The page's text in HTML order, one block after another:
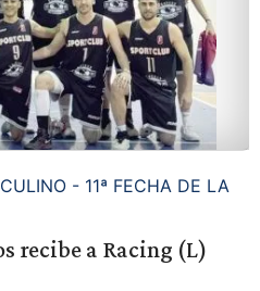
- 11ª FECHA DE LA
recibe a Racing (L)